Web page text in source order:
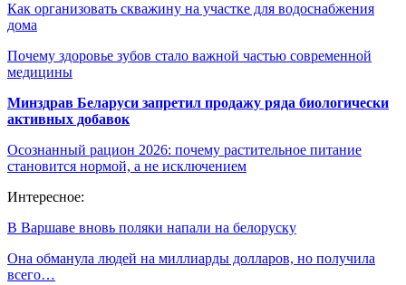
Как организовать скважину на участке для водоснабжения
дома
Почему здоровье зубов стало важной частью современной
медицины
Минздрав Беларуси запретил продажу ряда биологически
активных добавок
Осознанный рацион 2026: почему растительное питание
становится нормой, а не исключением
Интересное:
В Варшаве вновь поляки напали на белоруску
Она обманула людей на миллиарды долларов, но получила
всего…